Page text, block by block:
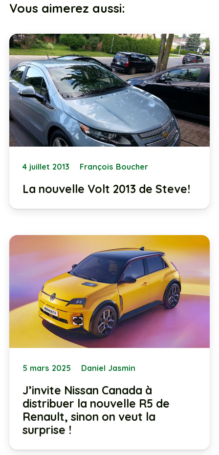
Vous aimerez aussi:
4 juillet 2013 François Boucher
La nouvelle Volt 2013 de Steve!
5 mars 2025 Daniel Jasmin
J’invite Nissan Canada à
distribuer la nouvelle R5 de
Renault, sinon on veut la
surprise !